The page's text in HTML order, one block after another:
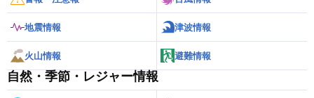
地震情報 津波情報
火山情報 避難情報
自然・季節・レジャー情報